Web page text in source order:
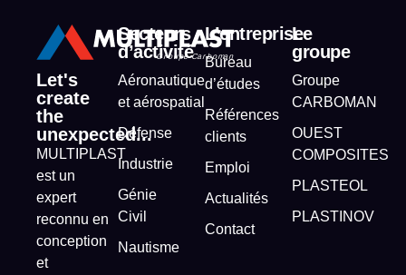
Let's
create
the
unexpected...
MULTIPLAST
est un
expert
reconnu en
conception
et
Secteurs
d’activité
Aéronautique
et aérospatial
Défense
Industrie
Génie
Civil
Nautisme
L’entreprise
Bureau
d’études
Références
clients
Emploi
Actualités
Contact
Le
groupe
Groupe
CARBOMAN
OUEST
COMPOSITES
PLASTEOL
PLASTINOV